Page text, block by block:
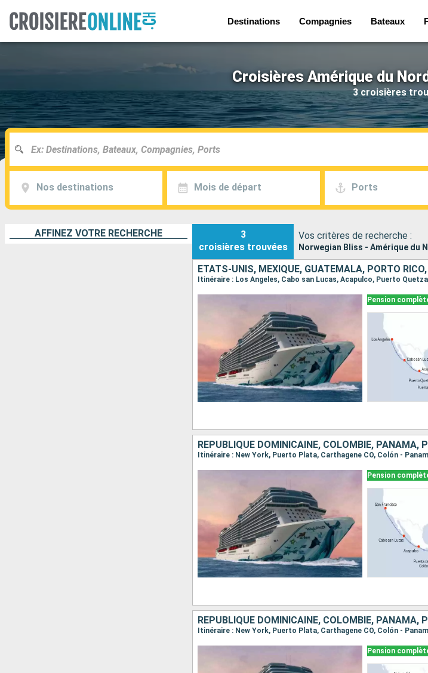
Destinations Compagnies Bateaux
Croisières Amérique du
3 croisières
Nos destinations Mois de départ Ports
AFFINEZ VOTRE RECHERCHE
3
croisières trouvées
Vos critères de recherche :
Norwegian Bliss - Amérique du
ÉTATS-UNIS, MEXIQUE, GUATEMALA, PORTO
Pension
Pension
Pension